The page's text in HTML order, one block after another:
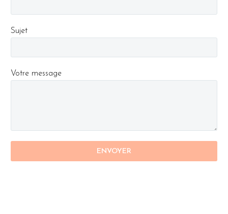
Sujet
Votre message